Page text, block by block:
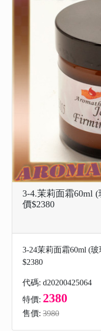
3-4.茉莉面霜60ml
價$2380
3-24茉莉面霜60ml (
$2380
代碼: d20200425064
特價: 2380
售價: 3980